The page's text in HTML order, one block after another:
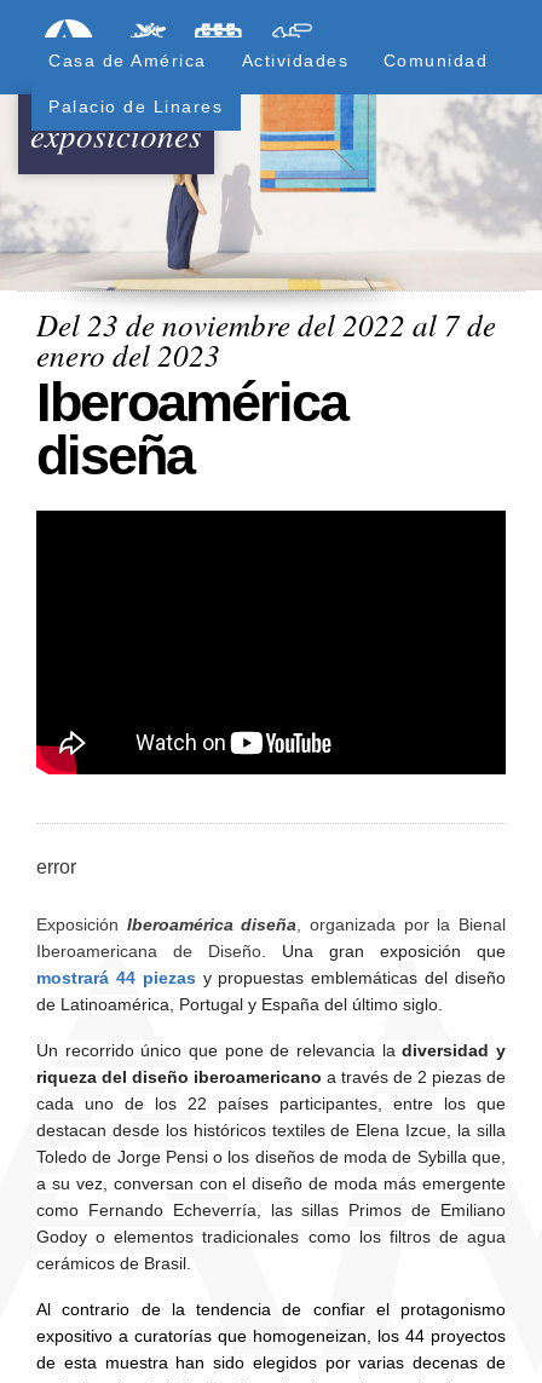
principal
Menú Superior
Casa de América Actividades Comunidad
Palacio de Linares
exposiciones
Del 23 de noviembre del 2022 al 7 de
enero del 2023
Iberoamérica
diseña
error
Exposición Iberoamérica diseña, organizada por la Bienal
Iberoamericana de Diseño. Una gran exposición que
mostrará 44 piezas y propuestas emblemáticas del diseño
de Latinoamérica, Portugal y España del último siglo.
Un recorrido único que pone de relevancia ladiversidad y
riqueza del diseño iberoamericano a través de 2 piezas de
cada uno de los 22 países participantes, entre los que
destacan desde los históricos textiles de Elena Izcue, la silla
Toledo de Jorge Pensi o los diseños de moda de Sybilla que,
a su vez, conversan con el diseño de moda más emergente
como Fernando Echeverría, las sillas Primos de Emiliano
Godoy o elementos tradicionales como los filtros de agua
cerámicos de Brasil.
Al contrario de la tendencia de confiar el protagonismo
expositivo a curatorías que homogeneizan, los 44 proyectos
de esta muestra han sido elegidos por varias decenas de